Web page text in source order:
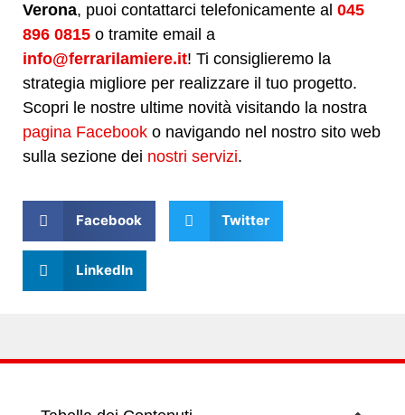
Verona, puoi contattarci telefonicamente al 045
896 0815 o tramite email a
info@ferrarilamiere.it! Ti consiglieremo la
strategia migliore per realizzare il tuo progetto.
Scopri le nostre ultime novità visitando la nostra
pagina Facebook o navigando nel nostro sito web
sulla sezione dei nostri servizi.
Facebook Twitter
LinkedIn